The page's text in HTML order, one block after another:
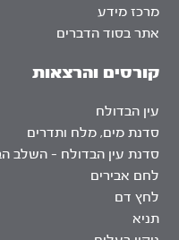
מרכז מידע
אתר בסוד הדברים
קורסים והרצאות
עין הבדולח
סדנת מים, מלח ותדרים
סדנת עין הבדולח – השלב
לחם אבירים
לחץ דם
תניא